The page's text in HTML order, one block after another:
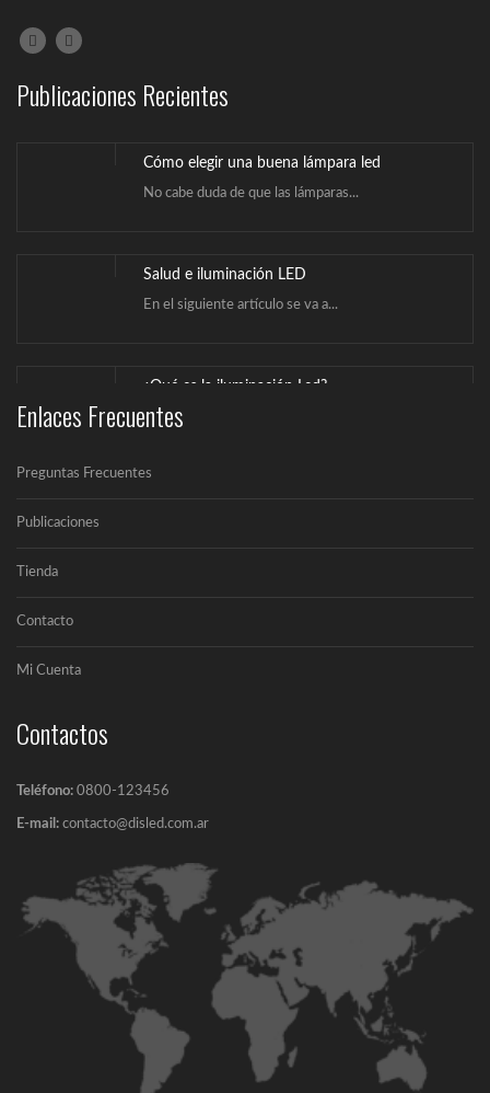
Publicaciones Recientes
Cómo elegir una buena lámpara led
No cabe duda de que las lámparas...
Salud e iluminación LED
En el siguiente artículo se va a...
¿Qué es la iluminación Led?
Un LED (Lighting Emitting Diode) es un...
Enlaces Frecuentes
Preguntas Frecuentes
Publicaciones
Tienda
Contacto
Mi Cuenta
Contactos
Teléfono: 0800-123456
E-mail: contacto@disled.com.ar